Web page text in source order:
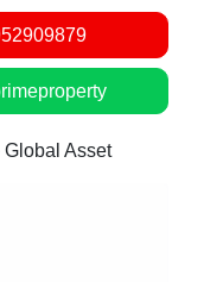
Global Asset